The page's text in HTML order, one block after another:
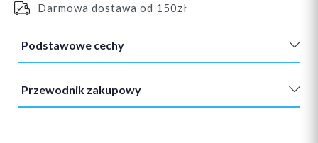
Darmowa dostawa od 150zł
Podstawowe cechy
Przewodnik zakupowy